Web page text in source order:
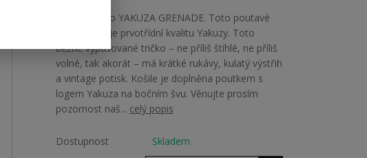
Pánské tričko YAKUZA GRENADE. Toto poutavé
tričko ukazuje prvotřídní kvalitu Yakuzy. Toto
běžné vypasované tričko – ne příliš štíhlé, ne příliš
volné, tak akorát – má krátké rukávy, kulatý výstřih
a vintage potisk. Košile je doplněna poutkem s
logem Yakuza na bočním švu. Věnujte prosím
pozornost naš... celý popis
Dostupnost Skladem